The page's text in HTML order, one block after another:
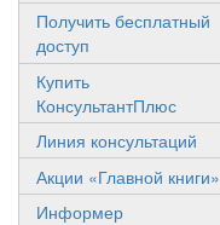
Получить бесплатный
доступ
Купить
КонсультантПлюс
Линия консультаций
Акции «Главной книги»
Информер